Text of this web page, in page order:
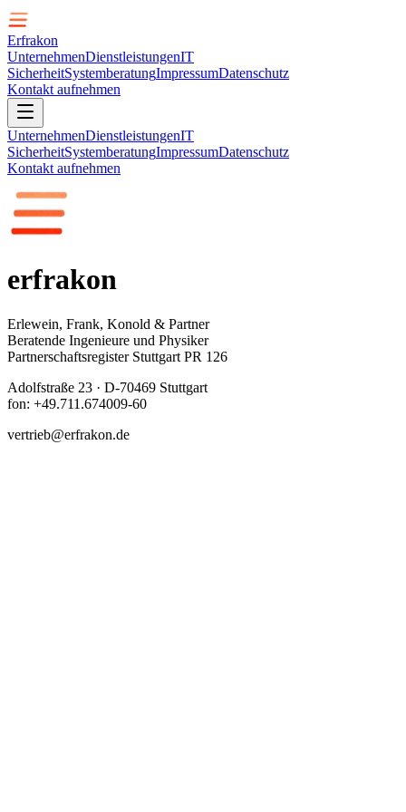
Erfrakon
UnternehmenDienstleistungenIT
SicherheitSystemberatungImpressumDatenschutz
Kontakt aufnehmen
UnternehmenDienstleistungenIT
SicherheitSystemberatungImpressumDatenschutz
Kontakt aufnehmen
erfrakon
Erlewein, Frank, Konold & Partner
Beratende Ingenieure und Physiker
Partnerschaftsregister Stuttgart PR 126
Adolfstraße 23 · D-70469 Stuttgart
fon: +49.711.674009-60
vertrieb@erfrakon.de